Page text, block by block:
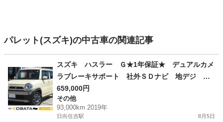
パレット(スズキ)の中古車の関連記事
スズキ ハスラー Ｇ★1年保証★ デュアルカメ
ラブレーキサポート 社外ＳＤナビ 地デジ Ｂ
ｌｕｅｔｏｏｔｈ 前席シートヒーター ＥＴ
Ｃ スマートキー オートエアコン アイドリン
グストップ オートライト ＨＩＤ
659,000円
その他
93,000km 2019年
日向住吉駅 8月5日